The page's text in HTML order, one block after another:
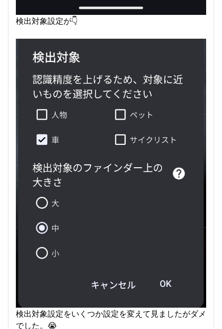
検出対象設定が👇
検出対象設定をいくつか設定を変えて見ましたがダメ
でした。😭